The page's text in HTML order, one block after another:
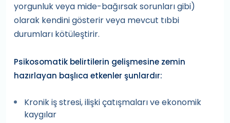
yorgunluk veya mide-bağırsak sorunları gibi)
olarak kendini gösterir veya mevcut tıbbi
durumları kötüleştirir.
Psikosomatik belirtilerin gelişmesine zemin
hazırlayan başlıca etkenler şunlardır:
Kronik iş stresi, ilişki çatışmaları ve ekonomik
kaygılar